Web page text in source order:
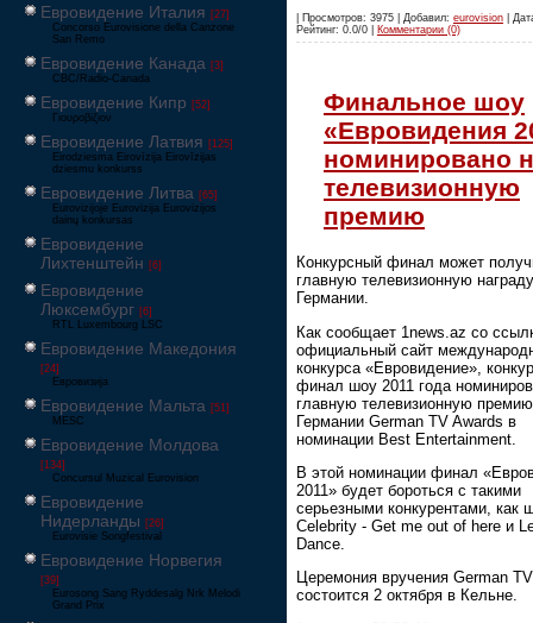
Евровидение Италия [27]
Concorso Eurovisione della Canzone
San Remo
Евровидение Канада [3]
CBC/Radio-Canada
Евровидение Кипр [52]
Γιουροβίζιον
Евровидение Латвия [125]
Eirodziesma Eirovīzija Eirovīzijas
dziesmu konkurss
Евровидение Литва [65]
Eurovizijoje Eurovizija Eurovizijos
dainų konkursas
Евровидение
Лихтенштейн [6]
Евровидение
Люксембург [6]
RTL Luxembourg LSC
Евровидение Македония
[24]
Евровизија
Евровидение Мальта [51]
MESC
Евровидение Молдова
[134]
Concursul Muzical Eurovision
Евровидение
Нидерланды [26]
Eurovisie Songfestival
Евровидение Норвегия
[39]
Eurosong Sang Ryddesalg Nrk Melodi
Grand Prix
| Просмотров: 3975 | Добавил: eurovision |
Рейтинг: 0.0/0 | Комментарии (0)
Финальное шоу
«Евровидения
номинировано
телевизионную
премию
Конкурсный финал может
главную телевизионную награду
Германии.
Как сообщает 1news.az со
официальный сайт
конкурса «Евровидение»,
финал шоу 2011 года
главную телевизионную премию
Германии German TV Awards в
номинации Best Entertainment.
В этой номинации финал
2011» будет бороться с такими
серьезными конкурентами, как
Celebrity - Get me out of here и
Dance.
Церемония вручения German
состоится 2 октября в Кельне.